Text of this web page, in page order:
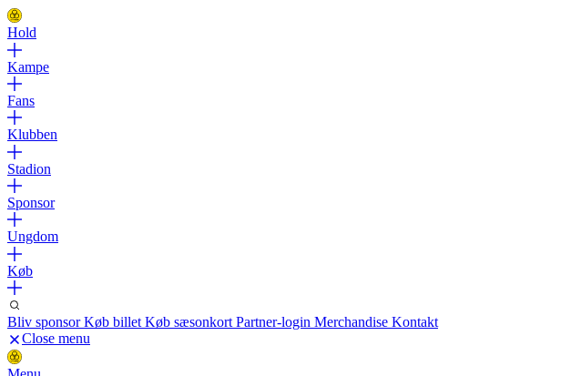
Hold
Kampe
Fans
Klubben
Stadion
Sponsor
Ungdom
Køb
Bliv sponsorKøb billet Køb sæsonkort Partner-login Merchandise Kontakt
Close menu